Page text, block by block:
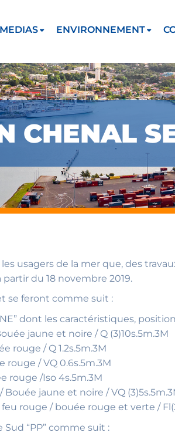
MEDIAS ENVIRONNEMENT
CHENAL
usagers de la mer que, des
du 18 novembre 2019.
se feront comme suit :
dont les caractéristiques,
jaune et noire / Q (3)10s.5m.3M
rouge / Q 1.2s.5m.3M
rouge / VQ 0.6s.5m.3M
rouge /Iso 4s.5m.3M
Bouée jaune et noire / VQ
rouge / bouée rouge et verte /
“PP” comme suit :